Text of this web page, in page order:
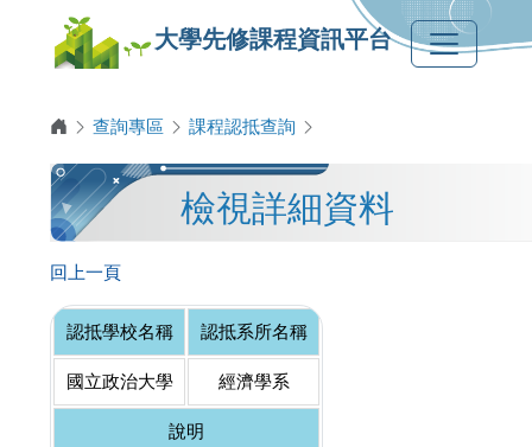
大學先修課程資訊平台
查詢專區 課程認抵查詢
檢視詳細資料
回上一頁
認抵學校名稱 認抵系所名稱
國立政治大學 經濟學系
說明